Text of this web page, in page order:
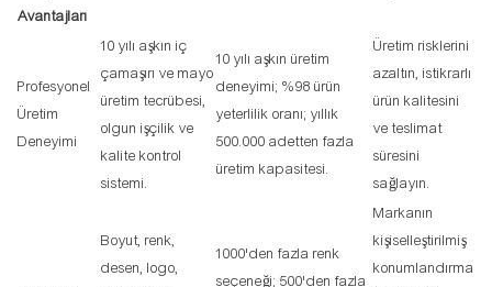
Avantajları
Profesyonel
Üretim
Deneyimi
10 yılı aşkın iç
çamaşırı ve mayo
üretim tecrübesi,
olgun işçilik ve
kalite kontrol
sistemi.
10 yılı aşkın üretim
deneyimi; %98 ürün
yeterlilik oranı; yıllık
500.000 adetten fazla
üretim kapasitesi.
Üretim risklerini
azaltın, istikrarlı
ürün kalitesini
ve teslimat
süresini
sağlayın.
Boyut, renk,
desen, logo,
1000'den fazla renk
seçeneği; 500'den fazla
Markanın
kişiselleştirilmiş
konumlandırma